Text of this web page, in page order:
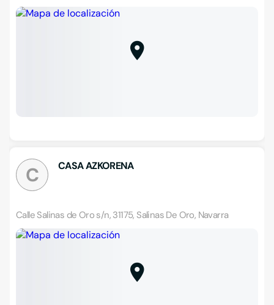
C CASA AZKORENA
Calle Salinas de Oro s/n, 31175, Salinas De Oro, Navarra